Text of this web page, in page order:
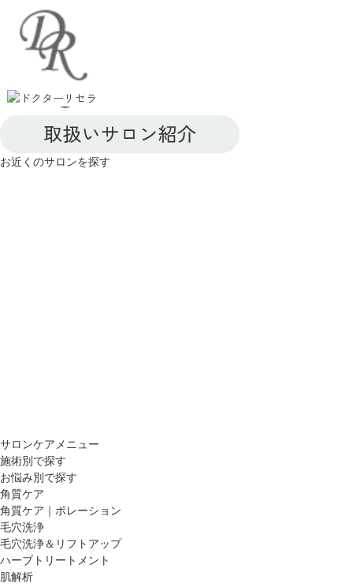
お近くのサロンを探す
サロンケアメニュー
施術別で探す
お悩み別で探す
角質ケア
角質ケア｜ポレーション
毛穴洗浄
毛穴洗浄＆リフトアップ
ハーブトリートメント
肌解析